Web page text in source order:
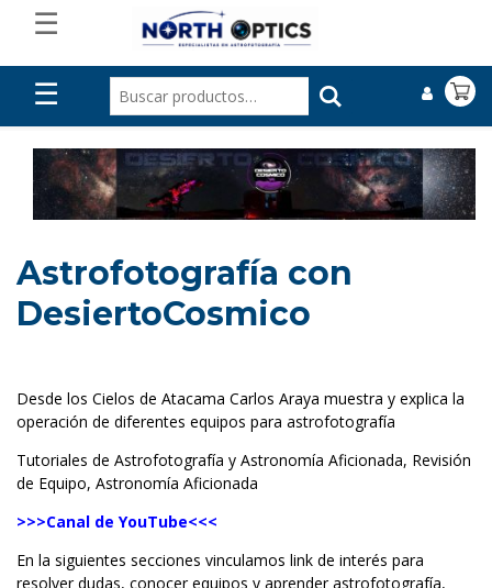
☰
☰
Astrofotografía con
DesiertoCosmico
Desde los Cielos de Atacama Carlos Araya muestra y explica la
operación de diferentes equipos para astrofotografía
Tutoriales de Astrofotografía y Astronomía Aficionada, Revisión
de Equipo, Astronomía Aficionada
>>>Canal de YouTube<<<
En la siguientes secciones vinculamos link de interés para
resolver dudas, conocer equipos y aprender astrofotografía,